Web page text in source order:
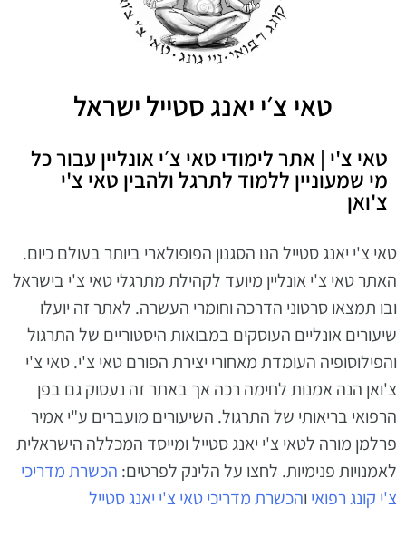
טאי צ׳י יאנג סטייל ישראל
טאי צ'י | אתר לימודי טאי צ׳י אונליין עבור כל
מי שמעוניין ללמוד לתרגל ולהבין טאי צ'י
צ'ואן
טאי צ'י יאנג סטייל הנו הסגנון הפופולארי ביותר בעולם כיום.
האתר טאי צ'י אונליין מיועד לקהילת מתרגלי טאי צ'י בישראל
ובו תמצאו סרטוני הדרכה וחומרי העשרה. לאתר זה יועלו
שיעורים אונליים העוסקים במבואות היסטוריים של התרגול
והפילוסופיה העומדת מאחורי יצירת הפורם טאי צ'י. טאי צ'י
צ'ואן הנה אמנות לחימה רכה אך באתר זה נעסוק גם בפן
הרפואי בריאותי של התרגול. השיעורים מועברים ע"י אמיר
פרלמן מורה לטאי צ'י יאנג סטייל ומייסד המכללה הישראלית
לאמנויות פנימיות. לחצו על הלינק לפרטים: הכשרת מדריכי
צ'י קונג רפואי והכשרת מדריכי טאי צ'י יאנג סטייל